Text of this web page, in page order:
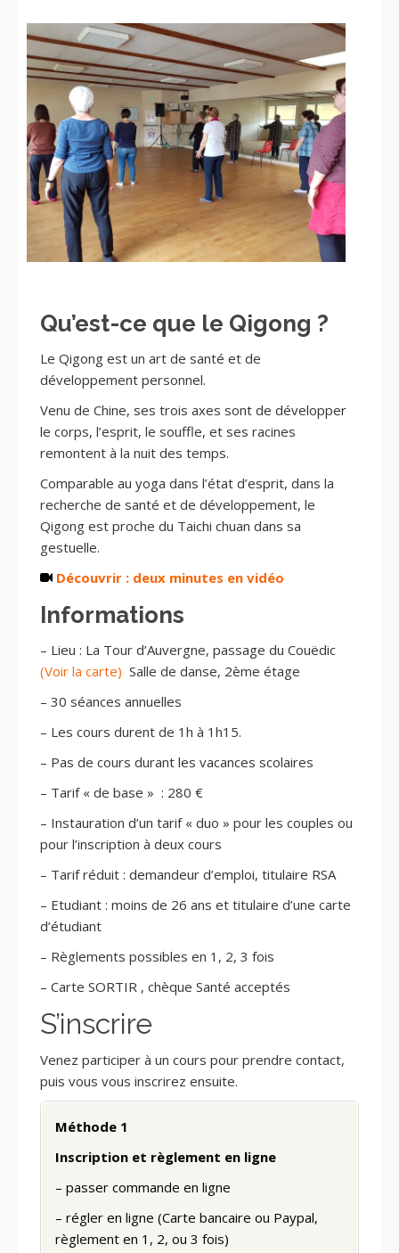
Qu’est-ce que le Qigong ?
Le Qigong est un art de santé et de
développement personnel.
Venu de Chine, ses trois axes sont de développer
le corps, l’esprit, le souffle, et ses racines
remontent à la nuit des temps.
Comparable au yoga dans l’état d’esprit, dans la
recherche de santé et de développement, le
Qigong est proche du Taichi chuan dans sa
gestuelle.
Découvrir : deux minutes en vidéo
Informations
– Lieu : La Tour d’Auvergne, passage du Couëdic
(Voir la carte) Salle de danse, 2ème étage
– 30 séances annuelles
– Les cours durent de 1h à 1h15.
– Pas de cours durant les vacances scolaires
– Tarif « de base » : 280 €
– Instauration d’un tarif « duo » pour les couples ou
pour l’inscription à deux cours
– Tarif réduit : demandeur d’emploi, titulaire RSA
– Etudiant : moins de 26 ans et titulaire d’une carte
d’étudiant
– Règlements possibles en 1, 2, 3 fois
– Carte SORTIR , chèque Santé acceptés
S’inscrire
Venez participer à un cours pour prendre contact,
puis vous vous inscrirez ensuite.
Méthode 1
​​​​​​​Inscription et règlement en ligne
– passer commande en ligne
– régler en ligne (Carte bancaire ou Paypal,
règlement en 1, 2, ou 3 fois)